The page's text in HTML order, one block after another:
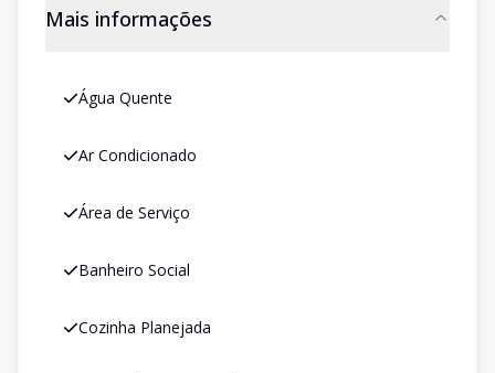
Mais informações
Água Quente
Ar Condicionado
Área de Serviço
Banheiro Social
Cozinha Planejada